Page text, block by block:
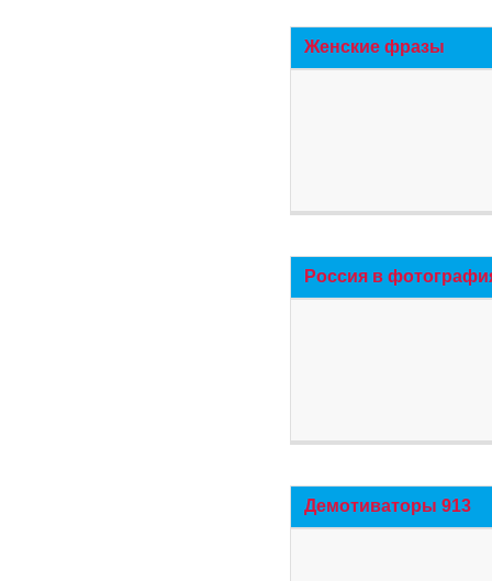
Женские фразы
Россия в
Демотиваторы 913